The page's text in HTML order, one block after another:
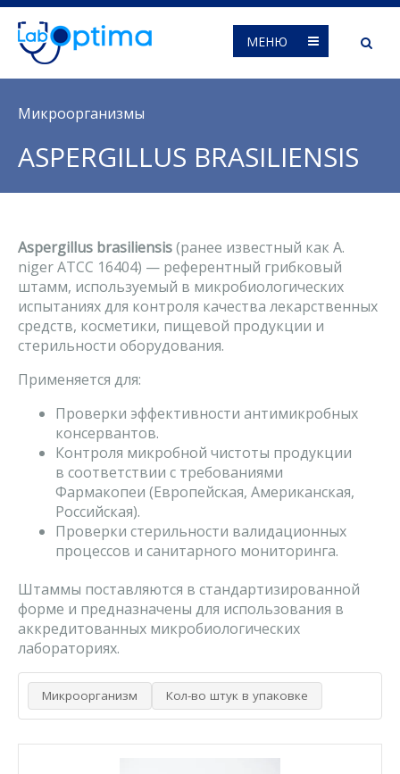
МЕНЮ
Вы здесь
Микроорганизмы
ASPERGILLUS BRASILIENSIS
Aspergillus brasiliensis(ранее известный как A.
niger ATCC 16404) — референтный грибковый
штамм, используемый в микробиологических
испытаниях для контроля качества лекарственных
средств, косметики, пищевой продукции и
стерильности оборудования.
Применяется для:
Проверки эффективности антимикробных
консервантов.
Контроля микробной чистоты продукции
в соответствии с требованиями
Фармакопеи (Европейская, Американская,
Российская).
Проверки стерильности валидационных
процессов и санитарного мониторинга.
Штаммы поставляются в стандартизированной
форме и предназначены для использования в
аккредитованных микробиологических
лабораториях.
Микроорганизм Кол-во штук в упаковке